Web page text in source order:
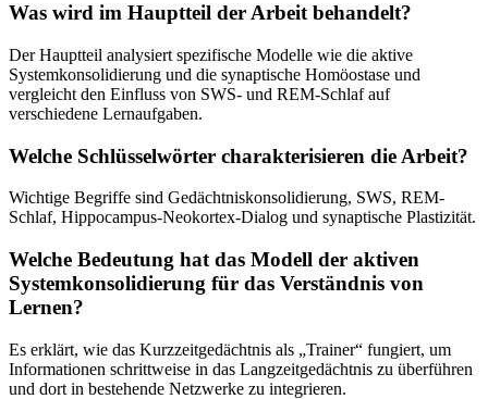
Was wird im Hauptteil der Arbeit behandelt?
Der Hauptteil analysiert spezifische Modelle wie die aktive
Systemkonsolidierung und die synaptische Homöostase und
vergleicht den Einfluss von SWS- und REM-Schlaf auf
verschiedene Lernaufgaben.
Welche Schlüsselwörter charakterisieren die Arbeit?
Wichtige Begriffe sind Gedächtniskonsolidierung, SWS, REM-
Schlaf, Hippocampus-Neokortex-Dialog und synaptische Plastizität.
Welche Bedeutung hat das Modell der aktiven
Systemkonsolidierung für das Verständnis von
Lernen?
Es erklärt, wie das Kurzzeitgedächtnis als „Trainer“ fungiert, um
Informationen schrittweise in das Langzeitgedächtnis zu überführen
und dort in bestehende Netzwerke zu integrieren.